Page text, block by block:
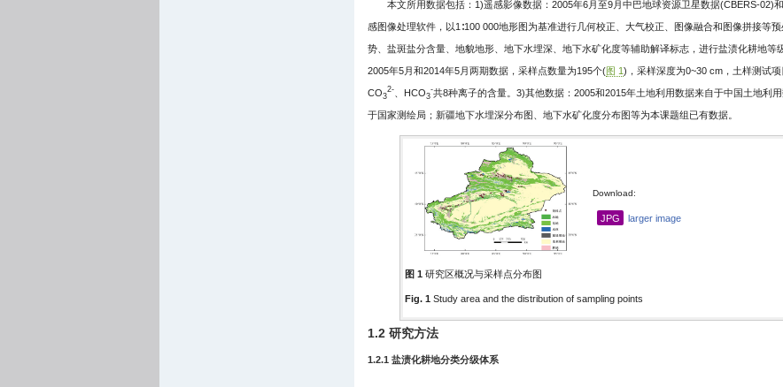
本文所用数据包括：1)遥感影像数据：2005年6月至9月中巴地球资源卫星数据(CBERS-02)
感图像处理软件，以1∶100 000地形图为基准进行几何校正、大气校正、图像融合和图像拼接等
势、盐斑盐分含量、地貌地形、地下水埋深、地下水矿化度等辅助解译标志，进行盐渍化耕地
2005年5月和2014年5月两期数据，采样点数量为195个(图 1)，采样深度为0~30 cm，土样测试
CO3
2-、HCO3
-共8种离子的含量。3)其他数据：2005和2015年土地利用数据来自于中国土地利
于国家测绘局；新疆地下水埋深分布图、地下水矿化度分布图等为本课题组已有数据。
Download:
JPG larger image
图 1 研究区概况与采样点分布图
Fig. 1 Study area and the distribution of sampling points
1.2 研究方法
1.2.1 盐渍化耕地分类分级体系